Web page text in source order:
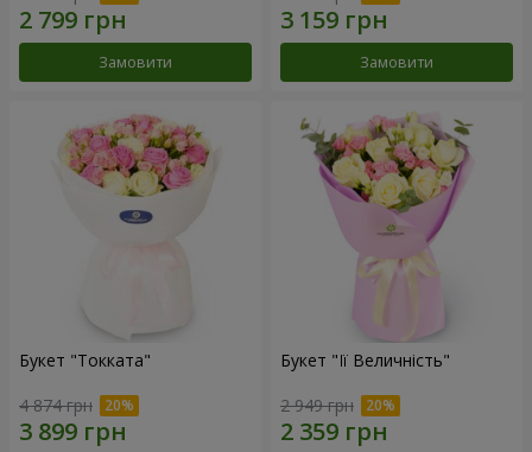
Замовити Замовити
Букет "Токката"
4 874 грн
Букет "Її Величність"
2 949 грн